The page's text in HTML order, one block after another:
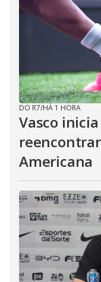
DO R7/HÁ 1 HORA
Vasco
Americana